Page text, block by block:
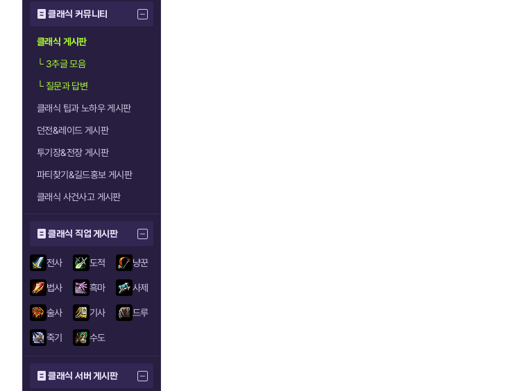
클래식 커뮤니티
클래식 게시판
└3추글 모음
└질문과 답변
클래식 팁과 노하우 게시판
던전&레이드 게시판
투기장&전장 게시판
파티찾기&길드홍보 게시판
클래식 사건사고 게시판
클래식 직업 게시판
전사 도적 냥꾼
법사 흑마 사제
술사 기사 드루
죽기 수도
클래식 서버 게시판